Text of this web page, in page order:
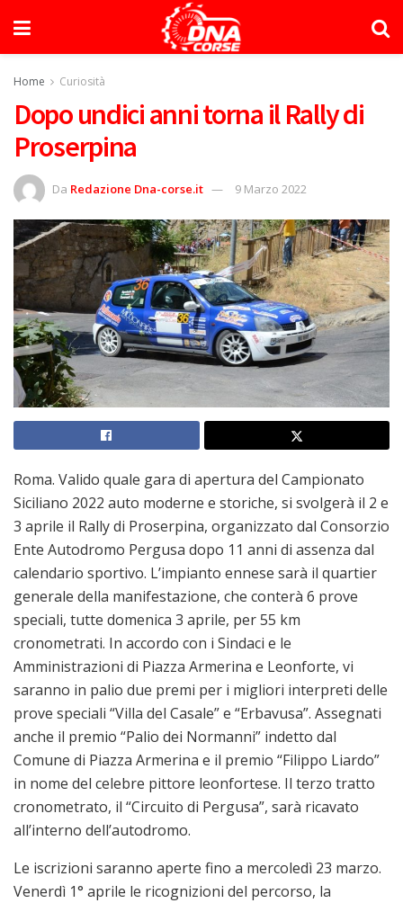
Home Curiosità
Dopo undici anni torna il Rally di
Proserpina
Da Redazione Dna-corse.it 9 Marzo 2022
Roma. Valido quale gara di apertura del Campionato
Siciliano 2022 auto moderne e storiche, si svolgerà il 2 e
3 aprile il Rally di Proserpina, organizzato dal Consorzio
Ente Autodromo Pergusa dopo 11 anni di assenza dal
calendario sportivo. L’impianto ennese sarà il quartier
generale della manifestazione, che conterà 6 prove
speciali, tutte domenica 3 aprile, per 55 km
cronometrati. In accordo con i Sindaci e le
Amministrazioni di Piazza Armerina e Leonforte, vi
saranno in palio due premi per i migliori interpreti delle
prove speciali “Villa del Casale” e “Erbavusa”. Assegnati
anche il premio “Palio dei Normanni” indetto dal
Comune di Piazza Armerina e il premio “Filippo Liardo”
in nome del celebre pittore leonfortese. Il terzo tratto
cronometrato, il “Circuito di Pergusa”, sarà ricavato
all’interno dell’autodromo.
Le iscrizioni saranno aperte fino a mercoledì 23 marzo.
Venerdì 1° aprile le ricognizioni del percorso, la